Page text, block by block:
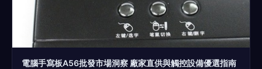
電腦手寫板A56批發市場洞察 廠家直供與觸控設備優選指南